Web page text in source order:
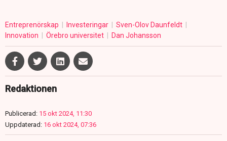
Entreprenörskap Investeringar
Sven-Olov Daunfeldt
Innovation
Örebro universitet Dan Johansson
Redaktionen
Publicerad: 15 okt 2024, 11:30
Uppdaterad: 16 okt 2024, 07:36